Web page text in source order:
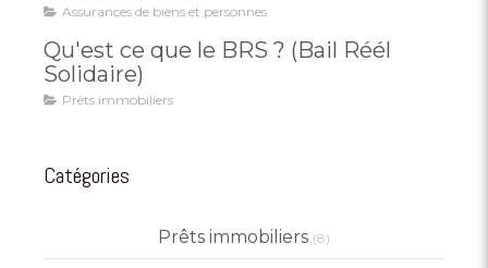
Assurances de biens et personnes
Qu'est ce que le BRS ? (Bail Réél
Solidaire)
Prêts immobiliers
Catégories
Prêts immobiliers (8)